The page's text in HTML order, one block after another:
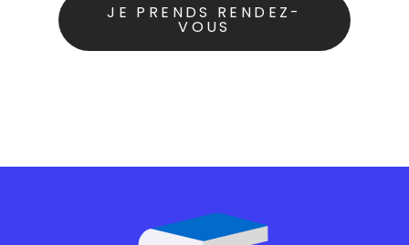
JE PRENDS RENDEZ-
VOUS